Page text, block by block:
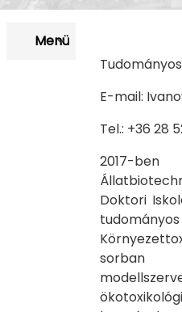
Menü
E-mail:
Tel.: +36 28
2017-
Doktori
sorban